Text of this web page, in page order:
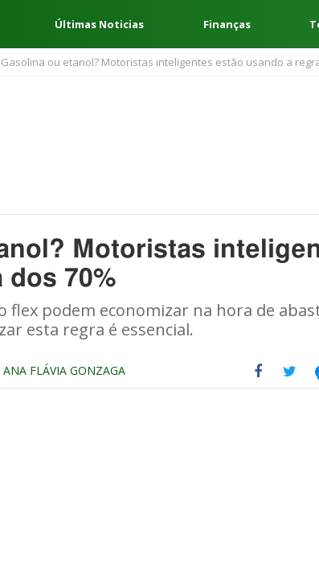
Últimas Noticias Finanças
Gasolina ou etanol? Motoristas inteligentes estão usando a
Motoristas
dos 70%
flex podem economizar na hora de
esta regra é essencial.
ANA FLÁVIA GONZAGA